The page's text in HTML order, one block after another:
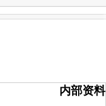
内部资料